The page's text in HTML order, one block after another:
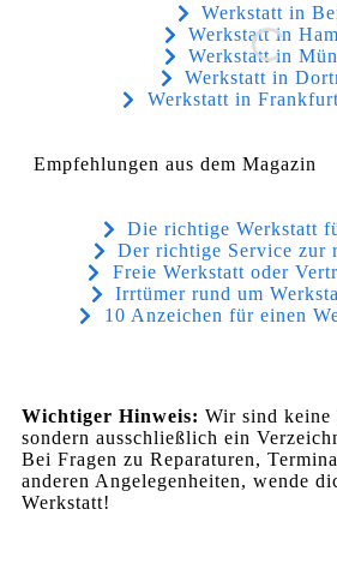
Werkstatt in
Werkstatt in
Werkstatt in
Werkstatt in
Werkstatt in
Empfehlungen aus dem Magazin
Die richtige Werkstatt
Der richtige Service zur
Freie Werkstatt oder
Irrtümer rund um
10 Anzeichen für einen
Wichtiger Hinweis: Wir sind keine
sondern ausschließlich ein
Bei Fragen zu Reparaturen,
anderen Angelegenheiten, wende
Werkstatt!